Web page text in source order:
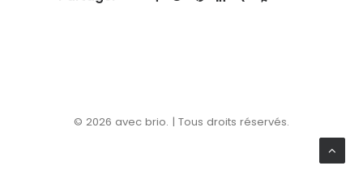
© 2026 avec brio. | Tous droits réservés.